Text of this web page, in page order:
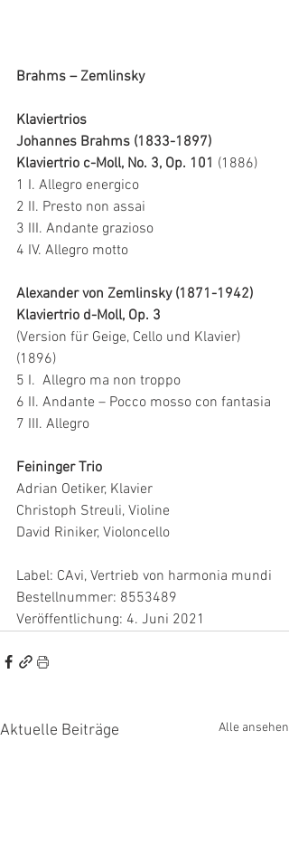
Brahms – Zemlinsky
Klaviertrios
Johannes Brahms (1833-1897)
Klaviertrio c-Moll, No. 3, Op. 101 (1886)
1 I. Allegro energico
2 II. Presto non assai
3 III. Andante grazioso
4 IV. Allegro motto
Alexander von Zemlinsky (1871-1942)
Klaviertrio d-Moll, Op. 3
(Version für Geige, Cello und Klavier)
(1896)
5 I.  Allegro ma non troppo
6 II. Andante – Pocco mosso con fantasia
7 III. Allegro
Feininger Trio
Adrian Oetiker, Klavier
Christoph Streuli, Violine
David Riniker, Violoncello
Label: CAvi, Vertrieb von harmonia mundi
Bestellnummer: 8553489
Veröffentlichung: 4. Juni 2021
Aktuelle Beiträge Alle ansehen